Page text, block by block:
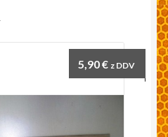
5,90€ z DDV